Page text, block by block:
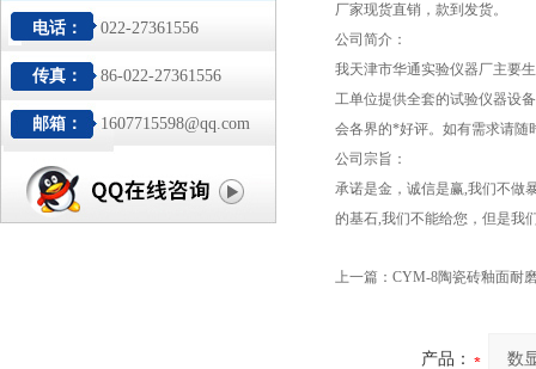
电话： 022-27361556
传真： 86-022-27361556
邮箱： 1607715598@qq.com
厂家现货直销，款到发货。
公司简介：
我天津市华通实验仪器厂主要
工单位提供全套的试验仪器设
会各界的*好评。如有需求请随
公司宗旨：
承诺是金，诚信是赢,我们不做
的基石,我们不能给您，但是我
上一篇： CYM-8陶瓷砖釉面耐
产品：